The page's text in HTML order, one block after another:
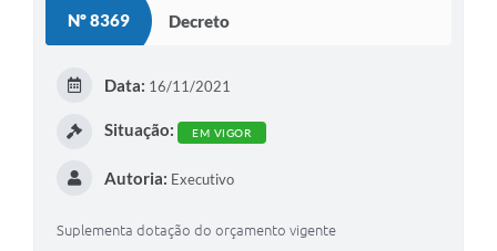
Nº 8369 Decreto
Data: 16/11/2021
Situação: EM VIGOR
Autoria: Executivo
Suplementa dotação do orçamento vigente